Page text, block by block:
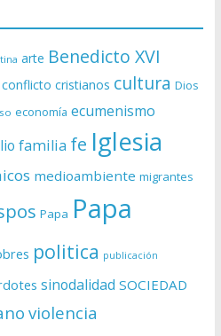
arte Benedicto XVI
conflicto cristianos cultura Dios
economía ecumenismo
familia fe Iglesia
medioambiente migrantes
Papa Papa
politica publicación
sinodalidad SOCIEDAD
violencia